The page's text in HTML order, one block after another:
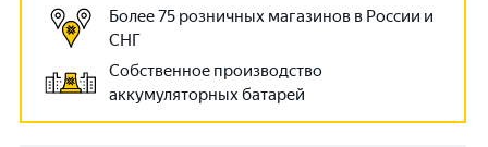
Более 75 розничных магазинов в России и
СНГ
Собственное производство
аккумуляторных батарей